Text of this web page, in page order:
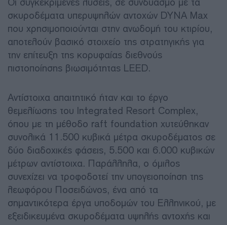
σκυροδέματα υπερυψηλών αντοχών DYNA Max
που χρησιμοποιούνται στην ανωδομή του κτιρίου,
αποτελούν βασικό στοιχείο της στρατηγικής για
την επίτευξη της κορυφαίας διεθνούς
πιστοποίησης βιωσιμότητας LEED.
Αντίστοιχα απαιτητικό ήταν και το έργο
θεμελίωσης του Integrated Resort Complex,
όπου με τη μέθοδο raft foundation χυτεύθηκαν
συνολικά 11.500 κυβικά μέτρα σκυροδέματος σε
δύο διαδοχικές φάσεις, 5.500 και 6.000 κυβικών
μέτρων αντίστοιχα. Παράλληλα, ο όμιλος
συνεχίζει να τροφοδοτεί την υπογειοποίηση της
λεωφόρου Ποσειδώνος, ένα από τα
σημαντικότερα έργα υποδομών του Ελληνικού, με
εξειδικευμένα σκυροδέματα υψηλής αντοχής και